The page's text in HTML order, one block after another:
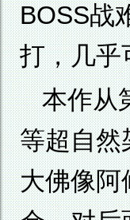
BOSS战
打，几乎
本作从
等超自然
大佛像阿